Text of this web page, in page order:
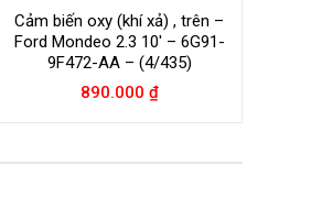
Cảm biến oxy (khí xả) , trên –
Ford Mondeo 2.3 10′ – 6G91-
9F472-AA – (4/435)
890.000 ₫